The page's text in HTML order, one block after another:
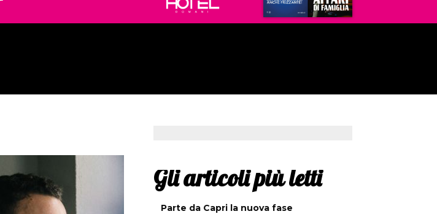
Hoteldomani
Gli articoli più letti
Parte da Capri la nuova fase